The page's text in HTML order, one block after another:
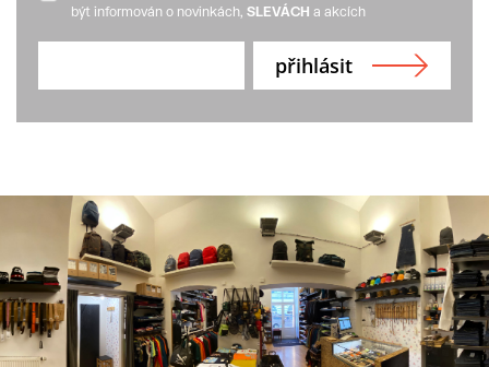
být informován o novinkách, SLEVÁCH a akcích